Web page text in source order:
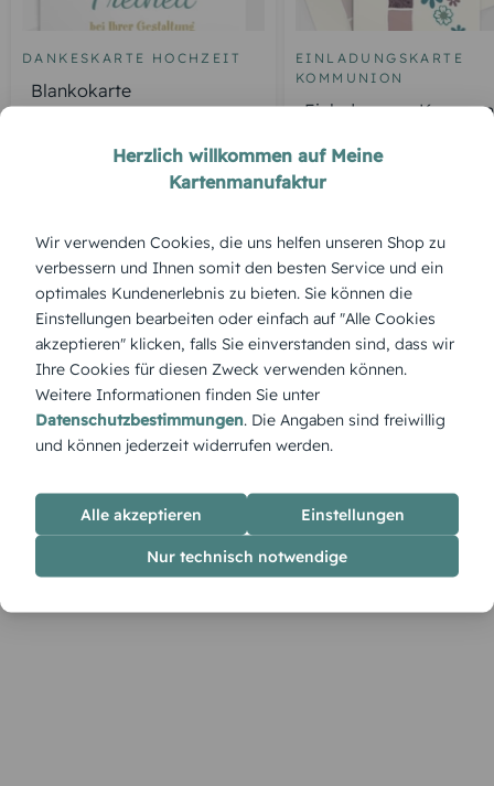
DANKESKARTE HOCHZEIT
Blankokarte
EINLADUNGSKARTE
KOMMUNION
Einladung zur
ÜBERBLICK:
Produktbeschreibung
Die Karte „Salbei“ verbindet natürliche Farbtöne mit einer
ruhigen, stilvollen Gestaltung. Sie ist ideal, um ein
besonderes Dankeschön harmonisch zu überbringen – im
Designer frei anpassbar.
Herzlich willkommen auf Meine
Kartenmanufaktur
Wir verwenden Cookies, die uns helfen unseren Shop zu
verbessern und Ihnen somit den besten Service und ein
optimales Kundenerlebnis zu bieten. Sie können die
Einstellungen bearbeiten oder einfach auf "Alle Cookies
akzeptieren" klicken, falls Sie einverstanden sind, dass wir
Ihre Cookies für diesen Zweck verwenden können.
Weitere Informationen finden Sie unter
Datenschutzbestimmungen. Die Angaben sind freiwillig
und können jederzeit widerrufen werden.
Alle akzeptieren Einstellungen
Nur technisch notwendige